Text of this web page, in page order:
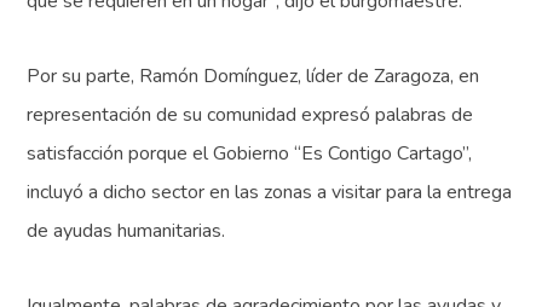
Por su parte, Ramón Domínguez, líder de Zaragoza, en
representación de su comunidad expresó palabras de
satisfacción porque el Gobierno “Es Contigo Cartago”,
incluyó a dicho sector en las zonas a visitar para la entrega
de ayudas humanitarias.